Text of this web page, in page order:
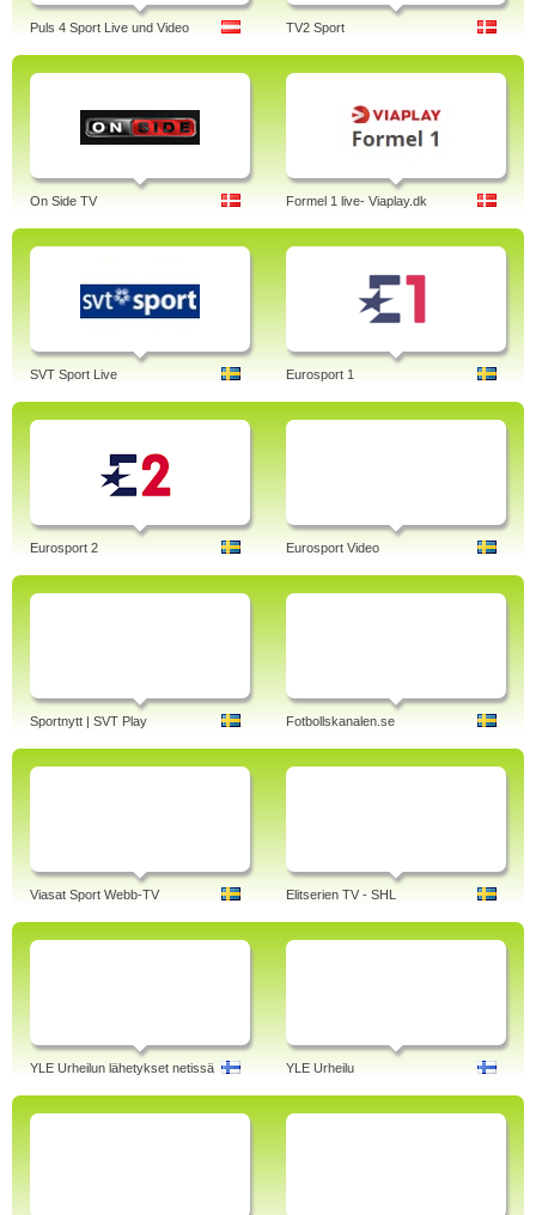
Puls 4 Sport Live und Video TV2 Sport
On Side TV Formel 1 live- Viaplay.dk
SVT Sport Live Eurosport 1
Eurosport 2 Eurosport Video
Sportnytt | SVT Play Fotbollskanalen.se
Viasat Sport Webb-TV Elitserien TV - SHL
YLE Urheilun lähetykset netissä YLE Urheilu